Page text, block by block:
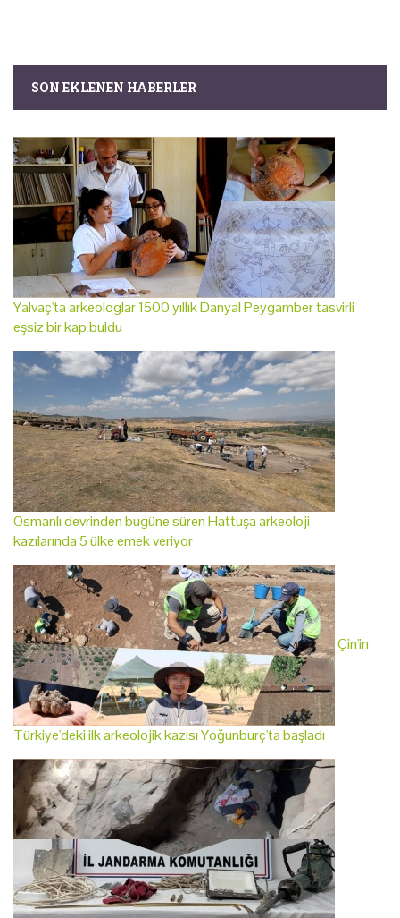
SON EKLENEN HABERLER
Yalvaç'ta arkeologlar 1500 yıllık Danyal Peygamber tasvirli
eşsiz bir kap buldu
Osmanlı devrinden bugüne süren Hattuşa arkeoloji
kazılarında 5 ülke emek veriyor
Çin'in
Türkiye'deki ilk arkeolojik kazısı Yoğunburç'ta başladı